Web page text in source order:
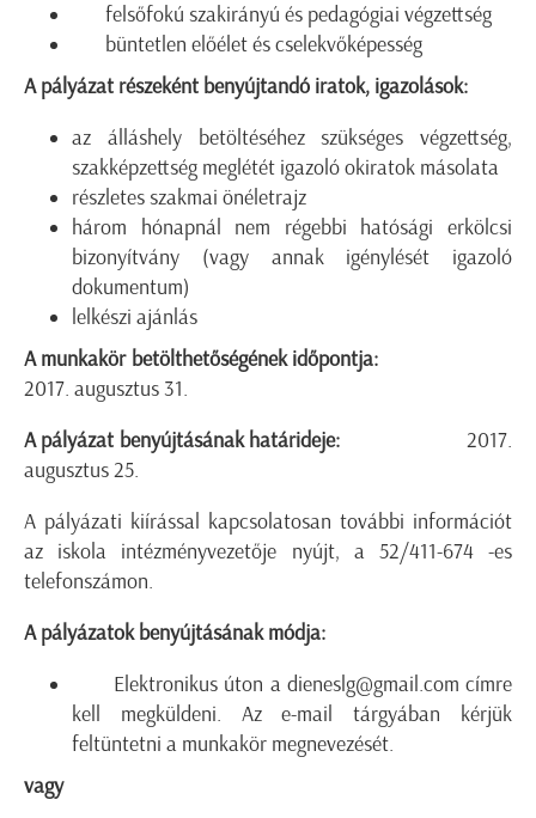
felsőfokú szakirányú és pedagógiai végzettség
büntetlen előélet és cselekvőképesség
A pályázat részeként benyújtandó iratok, igazolások:
az álláshely betöltéséhez szükséges végzettség,
szakképzettség meglétét igazoló okiratok másolata
részletes szakmai önéletrajz
három hónapnál nem régebbi hatósági erkölcsi
bizonyítvány (vagy annak igénylését igazoló
dokumentum)
lelkészi ajánlás
A munkakör betölthetőségének időpontja:
2017. augusztus 31.
A pályázat benyújtásának határideje: 2017.
augusztus 25.
A pályázati kiírással kapcsolatosan további információt
az iskola intézményvezetője nyújt, a 52/411-674 -es
telefonszámon.
A pályázatok benyújtásának módja:
Elektronikus úton a dieneslg@gmail.com címre
kell megküldeni. Az e-mail tárgyában kérjük
feltüntetni a munkakör megnevezését.
vagy